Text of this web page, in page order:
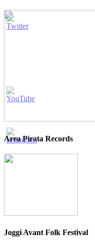
Area Pirata Records
Joggi Avant Folk Festival